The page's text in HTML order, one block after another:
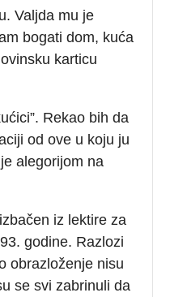
Valjda mu je
bogati dom, kuća
karticu
Rekao bih da
od ove u koju ju
alegorijom na
iz lektire za
godine. Razlozi
obrazloženje nisu
se svi zabrinuli da